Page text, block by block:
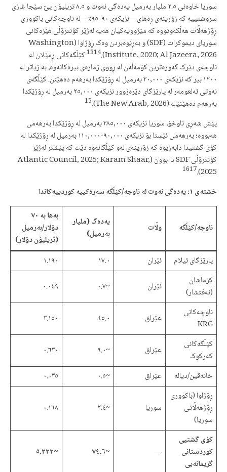
سوریا خاوەنی ٢.٥ ملیار بەرمیل یەدەگی نەوت و ٨.٥ تریلیۆن پێ سێجا غازی
سروشتییە کە زۆرینەی ڕەهای—نزیکەی ٩٠-٩٥٪—لە ناوچەکانی باکووری
ڕۆژهەڵات هەڵکەوتووە کە مێژوویەکیان هەیە لەژێر کۆنترۆڵی هێزەکانی
سوریای دیموکرات (SDF) و بەڕێوەبردن وەک ڕۆژاوا (Washington
Institute, 2020; Al Jazeera, 2026).
1314
کێڵگەکانی ڕمێلان لە
ناوچەی دێرک گەورەترین کۆمەڵەن لە ڕووی ژمارەی بیرەکانەوە، بە زیاتر لە
١٢٠٠ بیر کە نزیکەی ٣٠,٠٠٠ بەرمیل لە ڕۆژێکدا بەرهەم دەهێنن. کێڵگەی
نەوتی ئەلعومەر لە پارێزگای دێرەزوور نزیکەی ٢٥,٠٠٠ بەرمیل لە ڕۆژێکدا
بەرهەم دەهێنێت (The New Arab, 2026).
15
پێش شەڕی ناوخۆ، سوریا نزیکەی ٣٨٥,٠٠٠ بەرمیل لە ڕۆژێکدا بەرهەمی
هەبووە؛ بەرهەمی ئێستا بۆ نزیکەی ٩٠,٠٠٠-١١٠,٠٠٠ بەرمیل لە ڕۆژێکدا لە
کۆی گشتیدا دابەزیوە کە زۆرینەی لەو کێڵگانەوە دێت کە پێشتر لەژێر
کۆنترۆڵی SDF دا بوون (Atlantic Council, 2025; Karam Shaar,
2025).
1617
خشتەی ١: یەدەگی نەوت لە ناوچە/کێڵگە سەرەکییە کوردییەکاندا
ناوچە/کێڵگە وڵات
یەدەگ (ملیار
بەرمیل)
بەها بە ٧٠
دۆلار/بەرمیل
(تریلیۆن دۆلار)
پارێزگای ئیلام
ئێران ١٧.٠
١.١٩٠
کرماشان
(نەفتشار)
ئێران ~٠.٧
٠.٠٤٩
ناوچەکانی
KRG
عێراق ٤٥.٠
٣.١٥٠
کێڵگەکانی
کەرکوک
عێراق ~٩.٠
٠.٦٣٠
خانەقین/دیالە
عێراق ~٠.٥
٠.٠٣٥
ڕۆژاوا (باکووری
ڕۆژهەڵاتی
سوریا)
سوریا ~٢.٤ ٠.١٦٨
کۆی گشتیی
کوردستانی
گریمانەیی
— ~٧٤.٦ ~٥.٢٢٢